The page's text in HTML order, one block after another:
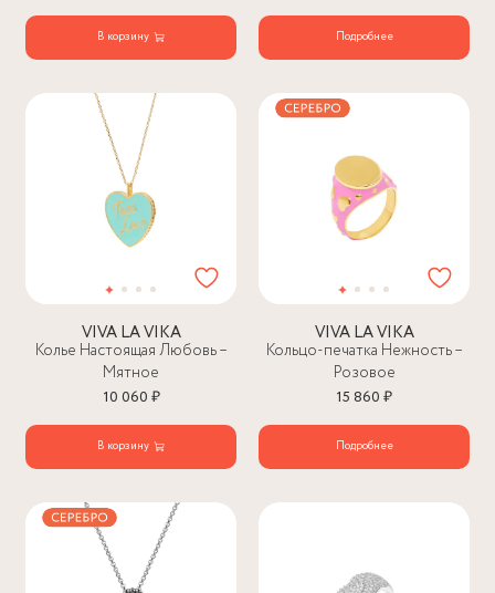
В корзину Подробнее
VIVA LA VIKA
Колье Настоящая Любовь –
Мятное
10 060 ₽
В корзину
VIVA LA VIKA
Кольцо-печатка Нежность –
Розовое
15 860 ₽
Подробнее